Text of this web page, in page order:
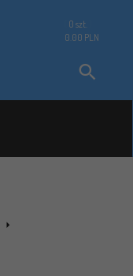
0 szt.
0.00 PLN